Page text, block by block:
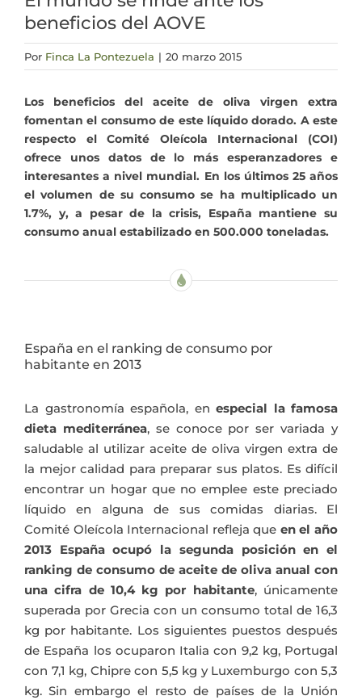
beneficios del AOVE
Por Finca La Pontezuela | 20 marzo 2015
Los beneficios del aceite de oliva virgen extra
fomentan el consumo de este líquido dorado. A este
respecto el Comité Oleícola Internacional (COI)
ofrece unos datos de lo más esperanzadores e
interesantes a nivel mundial. En los últimos 25 años
el volumen de su consumo se ha multiplicado un
1.7%, y, a pesar de la crisis, España mantiene su
consumo anual estabilizado en 500.000 toneladas.
España en el ranking de consumo por
habitante en 2013
La gastronomía española, en especial la famosa
dieta mediterránea, se conoce por ser variada y
saludable al utilizar aceite de oliva virgen extra de
la mejor calidad para preparar sus platos. Es difícil
encontrar un hogar que no emplee este preciado
líquido en alguna de sus comidas diarias. El
Comité Oleícola Internacional refleja que en el año
2013 España ocupó la segunda posición en el
ranking de consumo de aceite de oliva anual con
una cifra de 10,4 kg por habitante, únicamente
superada por Grecia con un consumo total de 16,3
kg por habitante. Los siguientes puestos después
de España los ocuparon Italia con 9,2 kg, Portugal
con 7,1 kg, Chipre con 5,5 kg y Luxemburgo con 5,3
kg. Sin embargo el resto de países de la Unión